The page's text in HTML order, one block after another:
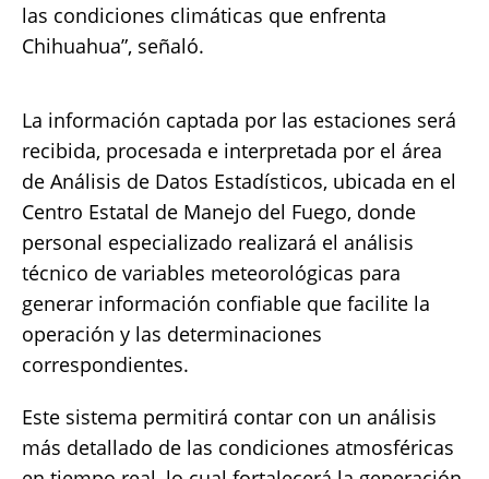
las condiciones climáticas que enfrenta
Chihuahua”, señaló.
La información captada por las estaciones será
recibida, procesada e interpretada por el área
de Análisis de Datos Estadísticos, ubicada en el
Centro Estatal de Manejo del Fuego, donde
personal especializado realizará el análisis
técnico de variables meteorológicas para
generar información confiable que facilite la
operación y las determinaciones
correspondientes.
Este sistema permitirá contar con un análisis
más detallado de las condiciones atmosféricas